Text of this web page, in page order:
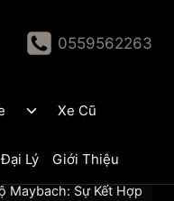
0559562263
ToggleXe Cũ
Đại Lý Giới Thiệu
Maybach: Sự Kết Hợp